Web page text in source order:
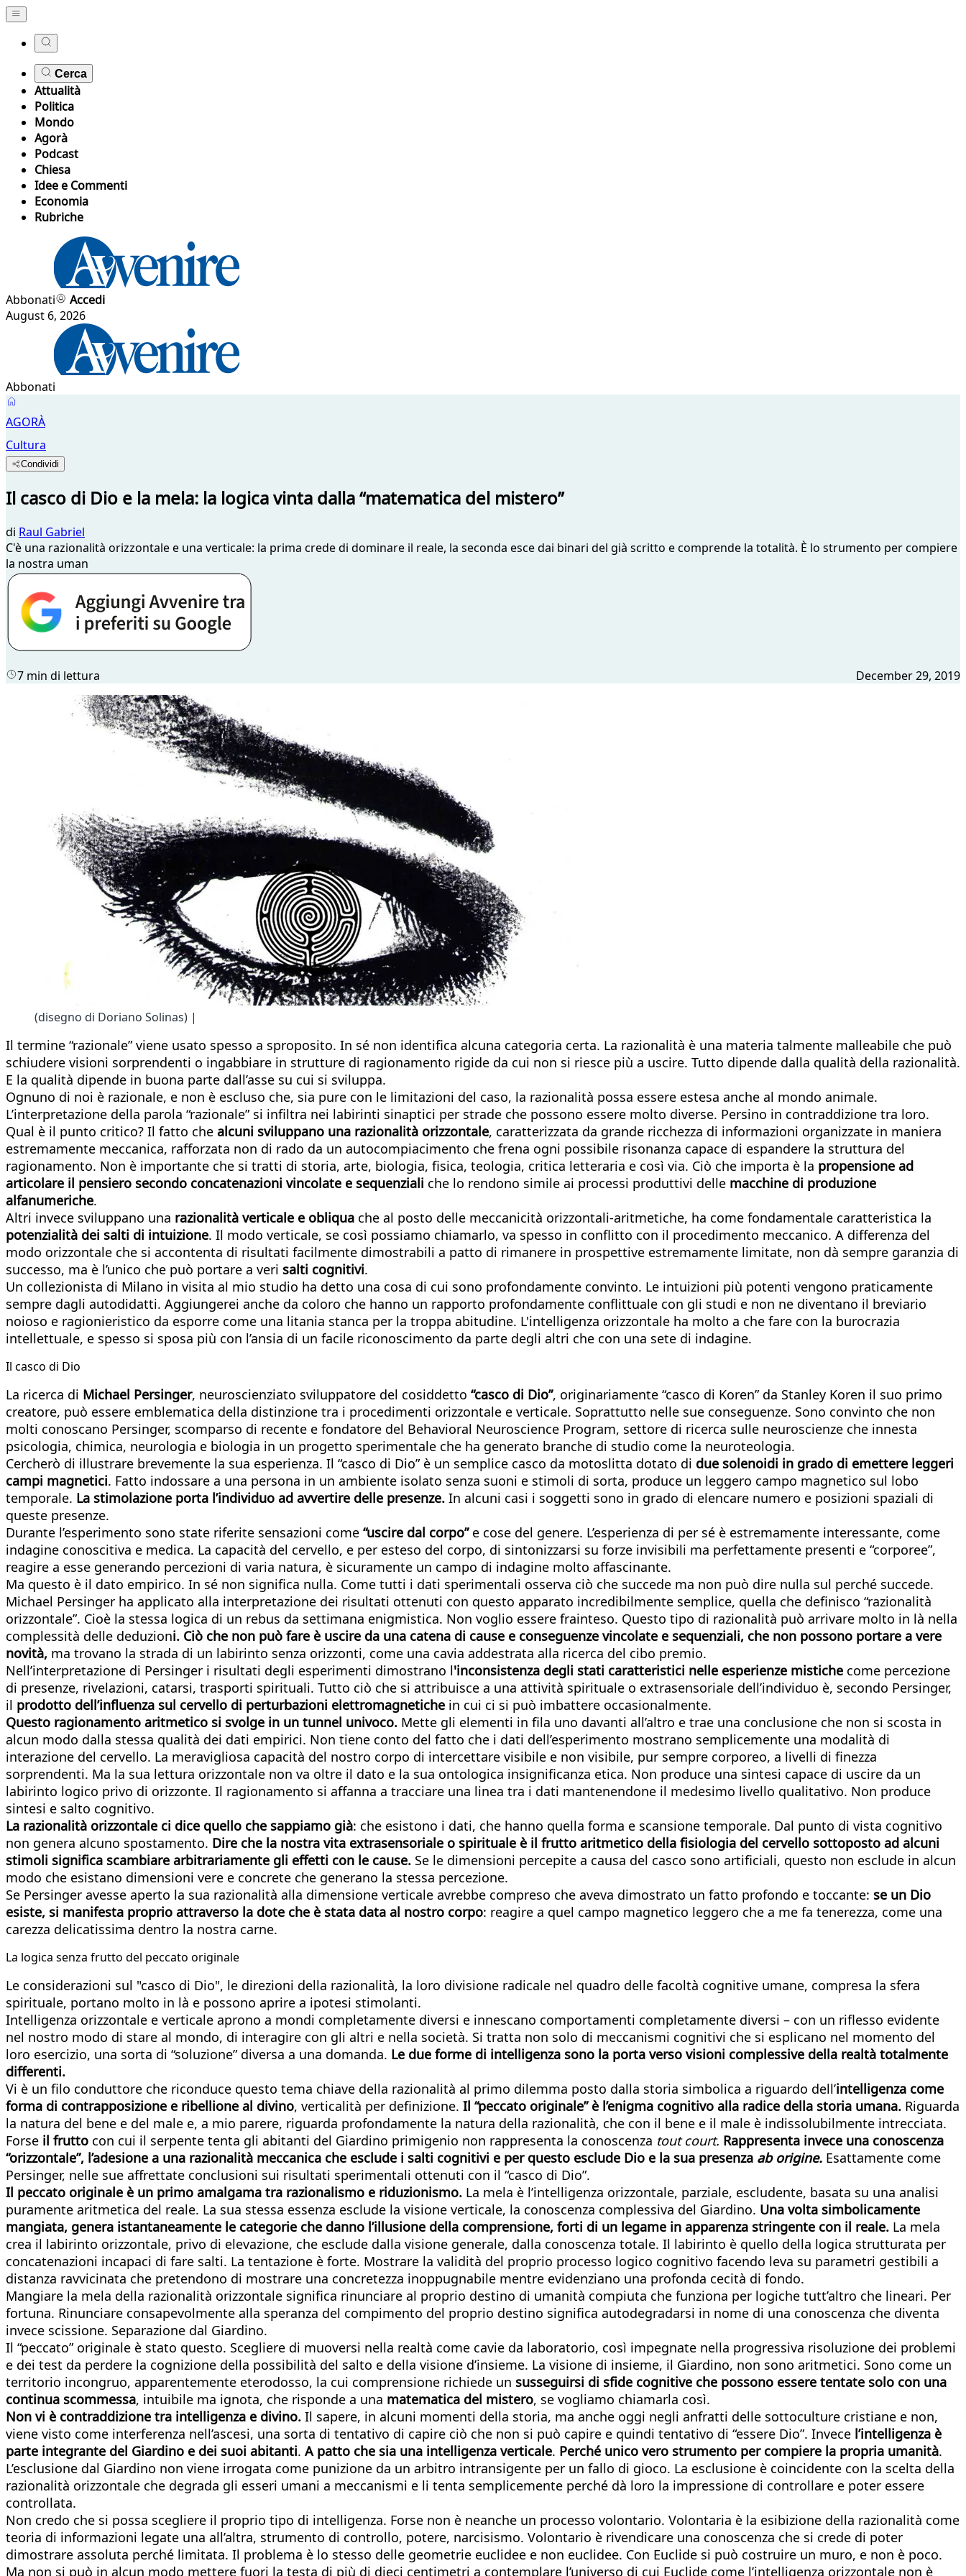
Cerca
Attualità
Politica
Mondo
Agorà
Podcast
Chiesa
Idee e Commenti
Economia
Rubriche
Abbonati
Accedi
August 6, 2026
Abbonati
AGORÀ
Cultura
Condividi
Il casco di Dio e la mela: la logica vinta dalla “matematica del mistero”
di Raul Gabriel
C'è una razionalità orizzontale e una verticale: la prima crede di dominare il reale, la seconda esce dai binari del già scritto e comprende la totalità. È lo strumento per compiere
la nostra uman
7 min di lettura December 29, 2019
(disegno di Doriano Solinas) |
Il termine “razionale” viene usato spesso a sproposito. In sé non identifica alcuna categoria certa. La razionalità è una materia talmente malleabile che può
schiudere visioni sorprendenti o ingabbiare in strutture di ragionamento rigide da cui non si riesce più a uscire. Tutto dipende dalla qualità della razionalità.
E la qualità dipende in buona parte dall’asse su cui si sviluppa.
Ognuno di noi è razionale, e non è escluso che, sia pure con le limitazioni del caso, la razionalità possa essere estesa anche al mondo animale.
L’interpretazione della parola “razionale” si infiltra nei labirinti sinaptici per strade che possono essere molto diverse. Persino in contraddizione tra loro.
Qual è il punto critico? Il fatto che alcuni sviluppano una razionalità orizzontale, caratterizzata da grande ricchezza di informazioni organizzate in maniera
estremamente meccanica, rafforzata non di rado da un autocompiacimento che frena ogni possibile risonanza capace di espandere la struttura del
ragionamento. Non è importante che si tratti di storia, arte, biologia, fisica, teologia, critica letteraria e così via. Ciò che importa è la propensione ad
articolare il pensiero secondo concatenazioni vincolate e sequenziali che lo rendono simile ai processi produttivi delle macchine di produzione
alfanumeriche.
Altri invece sviluppano una razionalità verticale e obliqua che al posto delle meccanicità orizzontali-aritmetiche, ha come fondamentale caratteristica la
potenzialità dei salti di intuizione. Il modo verticale, se così possiamo chiamarlo, va spesso in conflitto con il procedimento meccanico. A differenza del
modo orizzontale che si accontenta di risultati facilmente dimostrabili a patto di rimanere in prospettive estremamente limitate, non dà sempre garanzia di
successo, ma è l’unico che può portare a veri salti cognitivi.
Un collezionista di Milano in visita al mio studio ha detto una cosa di cui sono profondamente convinto. Le intuizioni più potenti vengono praticamente
sempre dagli autodidatti. Aggiungerei anche da coloro che hanno un rapporto profondamente conflittuale con gli studi e non ne diventano il breviario
noioso e ragionieristico da esporre come una litania stanca per la troppa abitudine. L'intelligenza orizzontale ha molto a che fare con la burocrazia
intellettuale, e spesso si sposa più con l’ansia di un facile riconoscimento da parte degli altri che con una sete di indagine.
Il casco di Dio
La ricerca di Michael Persinger, neuroscienziato sviluppatore del cosiddetto “casco di Dio”, originariamente “casco di Koren” da Stanley Koren il suo primo
creatore, può essere emblematica della distinzione tra i procedimenti orizzontale e verticale. Soprattutto nelle sue conseguenze. Sono convinto che non
molti conoscano Persinger, scomparso di recente e fondatore del Behavioral Neuroscience Program, settore di ricerca sulle neuroscienze che innesta
psicologia, chimica, neurologia e biologia in un progetto sperimentale che ha generato branche di studio come la neuroteologia.
Cercherò di illustrare brevemente la sua esperienza. Il “casco di Dio” è un semplice casco da motoslitta dotato di due solenoidi in grado di emettere leggeri
campi magnetici. Fatto indossare a una persona in un ambiente isolato senza suoni e stimoli di sorta, produce un leggero campo magnetico sul lobo
temporale. La stimolazione porta l’individuo ad avvertire delle presenze. In alcuni casi i soggetti sono in grado di elencare numero e posizioni spaziali di
queste presenze.
Durante l’esperimento sono state riferite sensazioni come “uscire dal corpo”e cose del genere. L’esperienza di per sé è estremamente interessante, come
indagine conoscitiva e medica. La capacità del cervello, e per esteso del corpo, di sintonizzarsi su forze invisibili ma perfettamente presenti e “corporee”,
reagire a esse generando percezioni di varia natura, è sicuramente un campo di indagine molto affascinante.
Ma questo è il dato empirico. In sé non significa nulla. Come tutti i dati sperimentali osserva ciò che succede ma non può dire nulla sul perché succede.
Michael Persinger ha applicato alla interpretazione dei risultati ottenuti con questo apparato incredibilmente semplice, quella che definisco “razionalità
orizzontale”. Cioè la stessa logica di un rebus da settimana enigmistica. Non voglio essere frainteso. Questo tipo di razionalità può arrivare molto in là nella
complessità delle deduzioni. Ciò che non può fare è uscire da una catena di cause e conseguenze vincolate e sequenziali, che non possono portare a vere
novità, ma trovano la strada di un labirinto senza orizzonti, come una cavia addestrata alla ricerca del cibo premio.
Nell’interpretazione di Persinger i risultati degli esperimenti dimostrano l'inconsistenza degli stati caratteristici nelle esperienze mistiche come percezione
di presenze, rivelazioni, catarsi, trasporti spirituali. Tutto ciò che si attribuisce a una attività spirituale o extrasensoriale dell’individuo è, secondo Persinger,
il prodotto dell’influenza sul cervello di perturbazioni elettromagnetiche in cui ci si può imbattere occasionalmente.
Questo ragionamento aritmetico si svolge in un tunnel univoco. Mette gli elementi in fila uno davanti all’altro e trae una conclusione che non si scosta in
alcun modo dalla stessa qualità dei dati empirici. Non tiene conto del fatto che i dati dell’esperimento mostrano semplicemente una modalità di
interazione del cervello. La meravigliosa capacità del nostro corpo di intercettare visibile e non visibile, pur sempre corporeo, a livelli di finezza
sorprendenti. Ma la sua lettura orizzontale non va oltre il dato e la sua ontologica insignificanza etica. Non produce una sintesi capace di uscire da un
labirinto logico privo di orizzonte. Il ragionamento si affanna a tracciare una linea tra i dati mantenendone il medesimo livello qualitativo. Non produce
sintesi e salto cognitivo.
La razionalità orizzontale ci dice quello che sappiamo già: che esistono i dati, che hanno quella forma e scansione temporale. Dal punto di vista cognitivo
non genera alcuno spostamento. Dire che la nostra vita extrasensoriale o spirituale è il frutto aritmetico della fisiologia del cervello sottoposto ad alcuni
stimoli significa scambiare arbitrariamente gli effetti con le cause. Se le dimensioni percepite a causa del casco sono artificiali, questo non esclude in alcun
modo che esistano dimensioni vere e concrete che generano la stessa percezione.
Se Persinger avesse aperto la sua razionalità alla dimensione verticale avrebbe compreso che aveva dimostrato un fatto profondo e toccante: se un Dio
esiste, si manifesta proprio attraverso la dote che è stata data al nostro corpo: reagire a quel campo magnetico leggero che a me fa tenerezza, come una
carezza delicatissima dentro la nostra carne.
La logica senza frutto del peccato originale
Le considerazioni sul "casco di Dio", le direzioni della razionalità, la loro divisione radicale nel quadro delle facoltà cognitive umane, compresa la sfera
spirituale, portano molto in là e possono aprire a ipotesi stimolanti.
Intelligenza orizzontale e verticale aprono a mondi completamente diversi e innescano comportamenti completamente diversi – con un riflesso evidente
nel nostro modo di stare al mondo, di interagire con gli altri e nella società. Si tratta non solo di meccanismi cognitivi che si esplicano nel momento del
loro esercizio, una sorta di “soluzione” diversa a una domanda. Le due forme di intelligenza sono la porta verso visioni complessive della realtà totalmente
differenti.
Vi è un filo conduttore che riconduce questo tema chiave della razionalità al primo dilemma posto dalla storia simbolica a riguardo dell’intelligenza come
forma di contrapposizione e ribellione al divino, verticalità per definizione. Il “peccato originale” è l’enigma cognitivo alla radice della storia umana. Riguarda
la natura del bene e del male e, a mio parere, riguarda profondamente la natura della razionalità, che con il bene e il male è indissolubilmente intrecciata.
Forse il frutto con cui il serpente tenta gli abitanti del Giardino primigenio non rappresenta la conoscenza tout court. Rappresenta invece una conoscenza
“orizzontale”, l’adesione a una razionalità meccanica che esclude i salti cognitivi e per questo esclude Dio e la sua presenza ab origine. Esattamente come
Persinger, nelle sue affrettate conclusioni sui risultati sperimentali ottenuti con il “casco di Dio”.
Il peccato originale è un primo amalgama tra razionalismo e riduzionismo. La mela è l’intelligenza orizzontale, parziale, escludente, basata su una analisi
puramente aritmetica del reale. La sua stessa essenza esclude la visione verticale, la conoscenza complessiva del Giardino. Una volta simbolicamente
mangiata, genera istantaneamente le categorie che danno l’illusione della comprensione, forti di un legame in apparenza stringente con il reale. La mela
crea il labirinto orizzontale, privo di elevazione, che esclude dalla visione generale, dalla conoscenza totale. Il labirinto è quello della logica strutturata per
concatenazioni incapaci di fare salti. La tentazione è forte. Mostrare la validità del proprio processo logico cognitivo facendo leva su parametri gestibili a
distanza ravvicinata che pretendono di mostrare una concretezza inoppugnabile mentre evidenziano una profonda cecità di fondo.
Mangiare la mela della razionalità orizzontale significa rinunciare al proprio destino di umanità compiuta che funziona per logiche tutt’altro che lineari. Per
fortuna. Rinunciare consapevolmente alla speranza del compimento del proprio destino significa autodegradarsi in nome di una conoscenza che diventa
invece scissione. Separazione dal Giardino.
Il “peccato” originale è stato questo. Scegliere di muoversi nella realtà come cavie da laboratorio, così impegnate nella progressiva risoluzione dei problemi
e dei test da perdere la cognizione della possibilità del salto e della visione d’insieme. La visione di insieme, il Giardino, non sono aritmetici. Sono come un
territorio incongruo, apparentemente eterodosso, la cui comprensione richiede un susseguirsi di sfide cognitive che possono essere tentate solo con una
continua scommessa, intuibile ma ignota, che risponde a una matematica del mistero, se vogliamo chiamarla così.
Non vi è contraddizione tra intelligenza e divino. Il sapere, in alcuni momenti della storia, ma anche oggi negli anfratti delle sottoculture cristiane e non,
viene visto come interferenza nell’ascesi, una sorta di tentativo di capire ciò che non si può capire e quindi tentativo di “essere Dio”. Invece l’intelligenza è
parte integrante del Giardino e dei suoi abitanti. A patto che sia una intelligenza verticale. Perché unico vero strumento per compiere la propria umanità.
L’esclusione dal Giardino non viene irrogata come punizione da un arbitro intransigente per un fallo di gioco. La esclusione è coincidente con la scelta della
razionalità orizzontale che degrada gli esseri umani a meccanismi e li tenta semplicemente perché dà loro la impressione di controllare e poter essere
controllata.
Non credo che si possa scegliere il proprio tipo di intelligenza. Forse non è neanche un processo volontario. Volontaria è la esibizione della razionalità come
teoria di informazioni legate una all’altra, strumento di controllo, potere, narcisismo. Volontario è rivendicare una conoscenza che si crede di poter
dimostrare assoluta perché limitata. Il problema è lo stesso delle geometrie euclidee e non euclidee. Con Euclide si può costruire un muro, e non è poco.
Ma non si può in alcun modo mettere fuori la testa di più di dieci centimetri a contemplare l’universo di cui Euclide come l’intelligenza orizzontale non è